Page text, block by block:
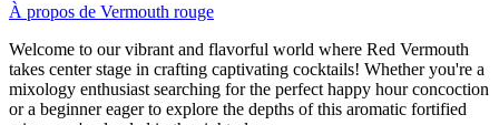
À propos de Vermouth rouge
Welcome to our vibrant and flavorful world where Red Vermouth
takes center stage in crafting captivating cocktails! Whether you're a
mixology enthusiast searching for the perfect happy hour concoction
or a beginner eager to explore the depths of this aromatic fortified